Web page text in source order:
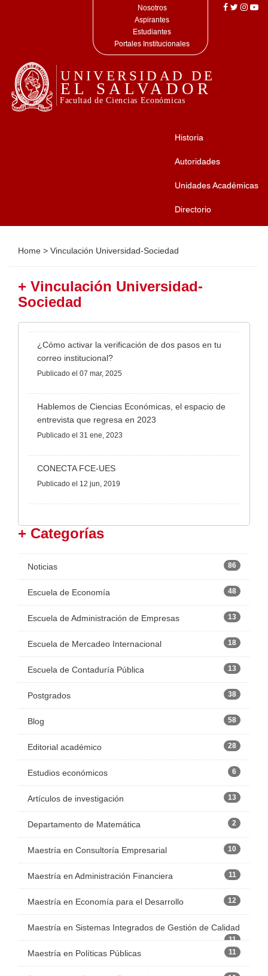
Nosotros
Aspirantes
Estudiantes
Portales Institucionales
Historia
Autoridades
Unidades Académicas
Directorio
Home > Vinculación Universidad-Sociedad
+ Vinculación Universidad-
Sociedad
¿Cómo activar la verificación de dos pasos en tu
correo institucional?
Publicado el 07 mar, 2025
Hablemos de Ciencias Económicas, el espacio de
entrevista que regresa en 2023
Publicado el 31 ene, 2023
CONECTA FCE-UES
Publicado el 12 jun, 2019
+ Categorías
Noticias 86
Escuela de Economía 48
Escuela de Administración de Empresas 13
Escuela de Mercadeo Internacional 18
Escuela de Contaduría Pública 13
Postgrados 38
Blog 58
Editorial académico 28
Estudios económicos 6
Artículos de investigación 13
Departamento de Matemática 2
Maestría en Consultoría Empresarial 10
Maestría en Administración Financiera 11
Maestría en Economía para el Desarrollo 12
Maestría en Sistemas Integrados de Gestión de Calidad
11
Maestría en Políticas Públicas 11